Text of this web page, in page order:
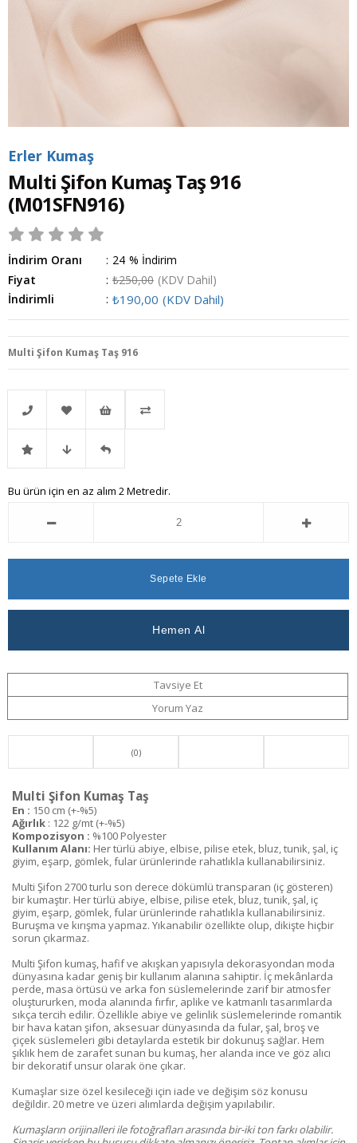
Erler Kumaş
Multi Şifon Kumaş Taş 916
(M01SFN916)
İndirim Oranı : %
24
İndirim
Fiyat
: ₺250,00 (KDV Dahil)
İndirimli
: ₺190,00 (KDV Dahil)
Multi Şifon Kumaş Taş 916
Telefonla
Sipariş
Favorilere
Ekle
İstek
Listeme
İndirimli Fiyat
Ver
Gelince
Bu ürün için en az alım 2 Metredir.
Tavsiye Et
Yorum Yaz
(0)
Multi Şifon Kumaş Taş
En : 150 cm (+-%5)
Ağırlık : 122 g/mt (+-%5)
Kompozisyon : %100 Polyester
Kullanım Alanı: Her türlü abiye, elbise, pilise etek, bluz, tunik, şal, iç
giyim, eşarp, gömlek, fular ürünlerinde rahatlıkla kullanabilirsiniz.
Multi Şifon 2700 turlu son derece dökümlü transparan (iç gösteren)
bir kumaştır. Her türlü abiye, elbise, pilise etek, bluz, tunik, şal, iç
giyim, eşarp, gömlek, fular ürünlerinde rahatlıkla kullanabilirsiniz.
Buruşma ve kırışma yapmaz. Yıkanabilir özellikte olup, dikişte hiçbir
sorun çıkarmaz.
Multi Şifon kumaş, hafif ve akışkan yapısıyla dekorasyondan moda
dünyasına kadar geniş bir kullanım alanına sahiptir. İç mekânlarda
perde, masa örtüsü ve arka fon süslemelerinde zarif bir atmosfer
oluştururken, moda alanında fırfır, aplike ve katmanlı tasarımlarda
sıkça tercih edilir. Özellikle abiye ve gelinlik süslemelerinde romantik
bir hava katan şifon, aksesuar dünyasında da fular, şal, broş ve
çiçek süslemeleri gibi detaylarda estetik bir dokunuş sağlar. Hem
şıklık hem de zarafet sunan bu kumaş, her alanda ince ve göz alıcı
bir dekoratif unsur olarak öne çıkar.
Kumaşlar size özel kesileceği için iade ve değişim söz konusu
değildir. 20 metre ve üzeri alımlarda değişim yapılabilir.
Kumaşların orijinalleri ile fotoğrafları arasında bir-iki ton farkı olabilir.